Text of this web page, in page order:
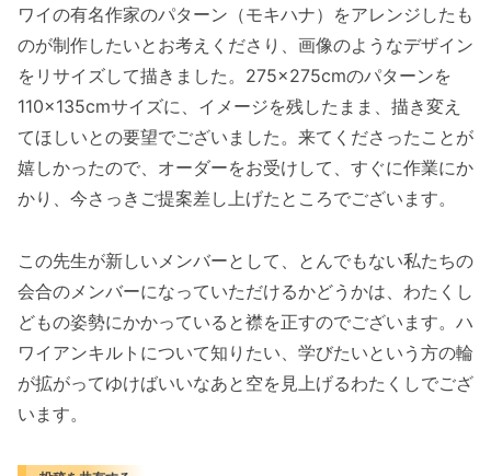
ワイの有名作家のパターン（モキハナ）をアレンジしたも
のが制作したいとお考えくださり、画像のようなデザイン
をリサイズして描きました。275×275cmのパターンを
110×135cmサイズに、イメージを残したまま、描き変え
てほしいとの要望でございました。来てくださったことが
嬉しかったので、オーダーをお受けして、すぐに作業にか
かり、今さっきご提案差し上げたところでございます。
この先生が新しいメンバーとして、とんでもない私たちの
会合のメンバーになっていただけるかどうかは、わたくし
どもの姿勢にかかっていると襟を正すのでございます。ハ
ワイアンキルトについて知りたい、学びたいという方の輪
が拡がってゆけばいいなあと空を見上げるわたくしでござ
います。